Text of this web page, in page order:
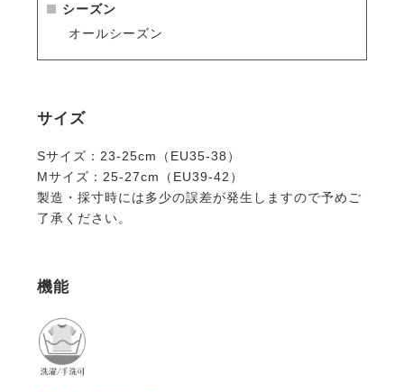
シーズン
オールシーズン
サイズ
Sサイズ：23-25cm（EU35-38）
Mサイズ：25-27cm（EU39-42）
製造・採寸時には多少の誤差が発生しますので予めご
了承ください。
機能